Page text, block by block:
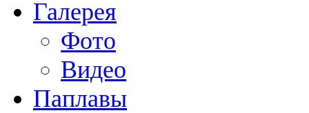
Галерея
Фото
Видео
Паплавы